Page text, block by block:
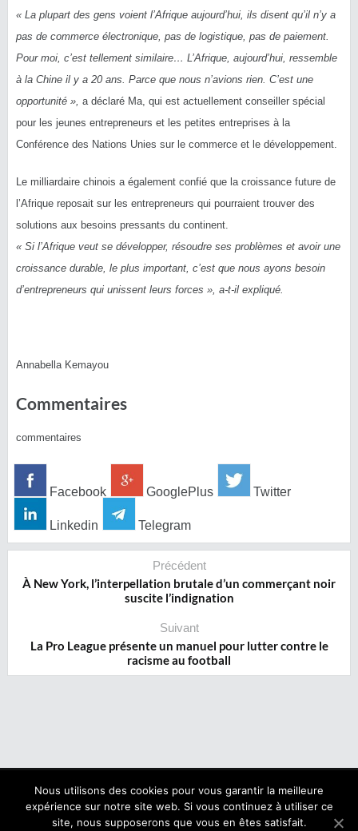
« La plupart des gens voient l’Afrique aujourd’hui, ils disent qu’il n’y a
pas de commerce électronique, pas de logistique, pas de paiement.
Pour moi, c’est tellement similaire… L’Afrique, aujourd’hui, ressemble
à la Chine il y a 20 ans. Parce que nous n’avions rien. C’est une
opportunité », a déclaré Ma, qui est actuellement conseiller spécial
pour les jeunes entrepreneurs et les petites entreprises à la
Conférence des Nations Unies sur le commerce et le développement.
Le milliardaire chinois a également confié que la croissance future de
l’Afrique reposait sur les entrepreneurs qui pourraient trouver des
solutions aux besoins pressants du continent.
« Si l’Afrique veut se développer, résoudre ses problèmes et avoir une
croissance durable, le plus important, c’est que nous ayons besoin
d’entrepreneurs qui unissent leurs forces », a-t-il expliqué.
Annabella Kemayou
Commentaires
commentaires
Facebook GooglePlus Twitter
Linkedin Telegram
Précédent
À New York, l’interpellation brutale d’un commerçant noir
suscite l’indignation
Suivant
La Pro League présente un manuel pour lutter contre le
racisme au football
Copyright © 2017 NegroNews. Tous droits réservés.
Nous utilisons des cookies pour vous garantir la meilleure
expérience sur notre site web. Si vous continuez à utiliser ce
site, nous supposerons que vous en êtes satisfait.